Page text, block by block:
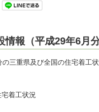
情報（平成29年6月分
三重県及び全国の住宅着工
住宅着工状況 2